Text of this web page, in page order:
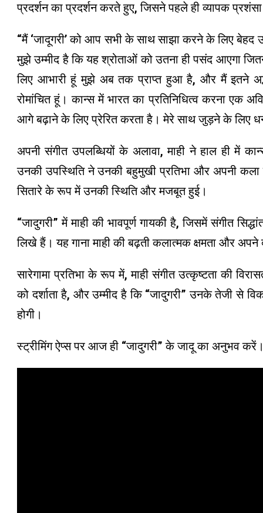
प्रदर्शन का प्रदर्शन करते हुए, जिसने पहले ही व्यापक
“मैं ‘जादूगरी’ को आप सभी के साथ साझा करने के लिए
मुझे उम्मीद है कि यह श्रोताओं को उतना ही पसंद आएगा
लिए आभारी हूं मुझे अब तक प्राप्त हुआ है, और मैं इतने
रोमांचित हूं। कान्स में भारत का प्रतिनिधित्व करना
आगे बढ़ाने के लिए प्रेरित करता है। मेरे साथ जुड़ने के लिए
अपनी संगीत उपलब्धियों के अलावा, माही ने हाल ही में
उनकी उपस्थिति ने उनकी बहुमुखी प्रतिभा और अपनी
सितारे के रूप में उनकी स्थिति और मजबूत हुई।
“जादुगरी” में माही की भावपूर्ण गायकी है, जिसमें संगीत
लिखे हैं। यह गाना माही की बढ़ती कलात्मक क्षमता और
सारेगामा प्रतिभा के रूप में, माही संगीत उत्कृष्टता की
को दर्शाता है, और उम्मीद है कि “जादुगरी” उनके तेजी से
होगी।
स्ट्रीमिंग ऐप्स पर आज ही “जादुगरी” के जादू का अनुभव करें।